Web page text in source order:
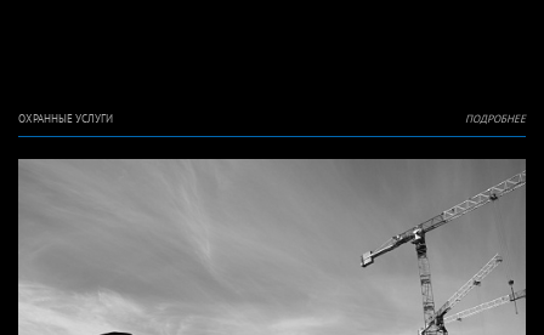
ОХРАННЫЕ УСЛУГИ ПОДРОБНЕЕ